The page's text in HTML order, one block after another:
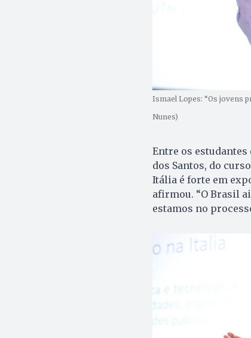
Ismael Lopes: “Os jovens
Nunes)
Entre os
dos Santos, do
Itália é forte em
afirmou. “O Brasil
estamos no